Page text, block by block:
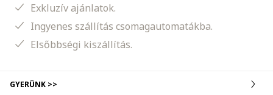
Exkluzív ajánlatok.
Ingyenes szállítás csomagautomatákba.
Elsőbbségi kiszállítás.
GYERÜNK >>